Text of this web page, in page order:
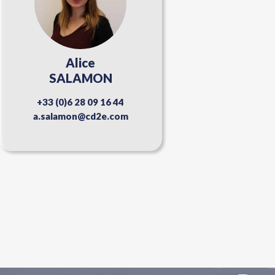
Alice
SALAMON
+33 (0)6 28 09 16 44
a.salamon@cd2e.com